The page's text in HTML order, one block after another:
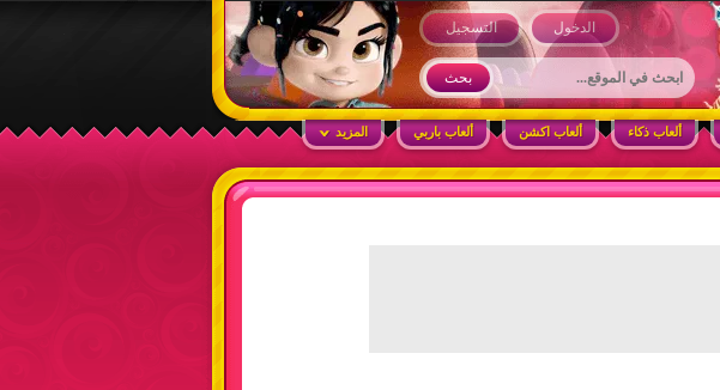
التسجيل
الدخول
ألعاب ذكاء ألعاب اكشن ألعاب باربي المزيد